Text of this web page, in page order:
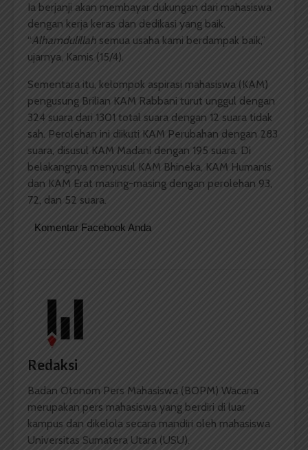
Ia berjanji akan membayar dukungan dari mahasiswa
dengan kerja keras dan dedikasi yang baik.
“Alhamdulillah semua usaha kami berdampak baik,”
ujarnya, Kamis (15/4).
Sementara itu, kelompok aspirasi mahasiswa (KAM)
pengusung Brilian KAM Rabbani turut unggul dengan
324 suara dari 1301 total suara dengan 12 suara tidak
sah. Perolehan ini diikuti KAM Perubahan dengan 283
suara, disusul KAM Madani dengan 195 suara. Di
belakangnya menyusul KAM Bhineka, KAM Humanis
dan KAM Erat masing-masing dengan perolehan 93,
72, dan 52 suara.
Komentar Facebook Anda
Redaksi
Badan Otonom Pers Mahasiswa (BOPM) Wacana
merupakan pers mahasiswa yang berdiri di luar
kampus dan dikelola secara mandiri oleh mahasiswa
Universitas Sumatera Utara (USU).